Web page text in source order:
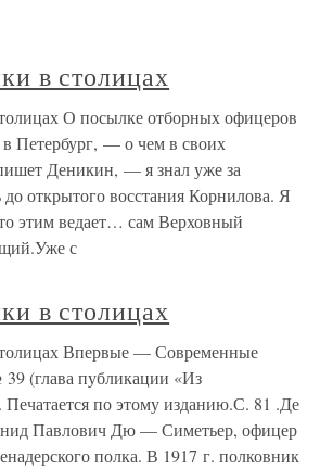
в столицах
О посылке отборных офицеров
Петербург, — о чем в своих
Деникин, — я знал уже за
до открытого восстания Корнилова. Я
этим ведает… сам Верховный
с
в столицах
Впервые — Современные
(глава публикации «Из
по этому изданию.С. 81 .Де
Павлович Дю — Симетьер, офицер
полка. В 1917 г. полковник